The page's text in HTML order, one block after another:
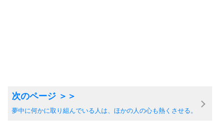
夢中に何かに取り組んでいる人は、ほかの人の心も熱くさせる。